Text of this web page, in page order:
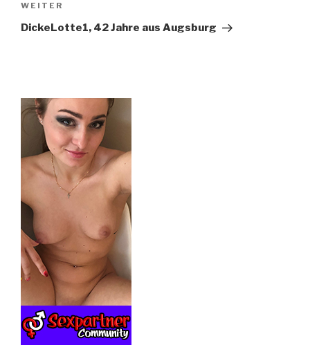
Nächster
Beitrag
WEITER
DickeLotte1, 42 Jahre aus Augsburg